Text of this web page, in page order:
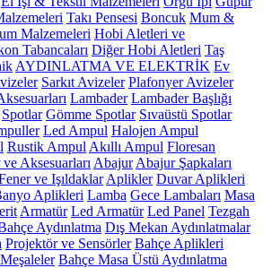
Takı Pensesi Boncuk Mum &
Malzemeleri Hobi Aletleri ve
Tabancaları Diğer Hobi Aletleri Taş
AYDINLATMA VE ELEKTRİK Ev
Sarkıt Avizeler Plafonyer Avizeler
Lambader Lambader Başlığı
Spotlar Gömme Spotlar Sıvaüstü Spotlar
Led Ampul Halojen Ampul
Rustik Ampul Akıllı Ampul Floresan
Aksesuarları Abajur Abajur Şapkaları
ve Işıldaklar Aplikler Duvar Aplikleri
Aplikleri Lamba Gece Lambaları Masa
Armatür Led Armatür Led Panel Tezgah
Aydınlatma Dış Mekan Aydınlatmalar
Projektör ve Sensörler Bahçe Aplikleri
Bahçe Masa Üstü Aydınlatma